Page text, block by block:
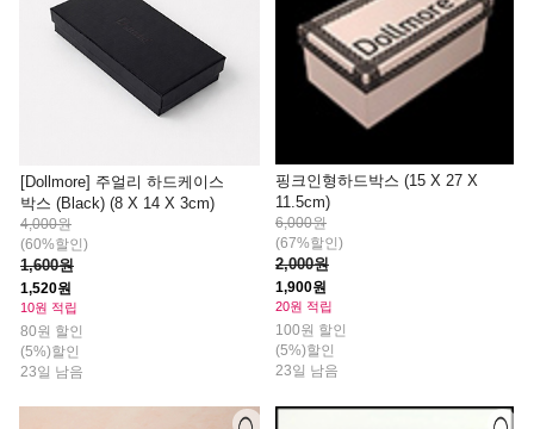
[Dollmore] 주얼리 하드케이스
박스 (Black) (8 X 14 X 3cm)
4,000원
(60%할인)
1,600원
1,520원
10원 적립
80원 할인
(5%)할인
23일 남음
핑크인형하드박스 (15 X 27 X
11.5cm)
6,000원
(67%할인)
2,000원
1,900원
20원 적립
100원 할인
(5%)할인
23일 남음